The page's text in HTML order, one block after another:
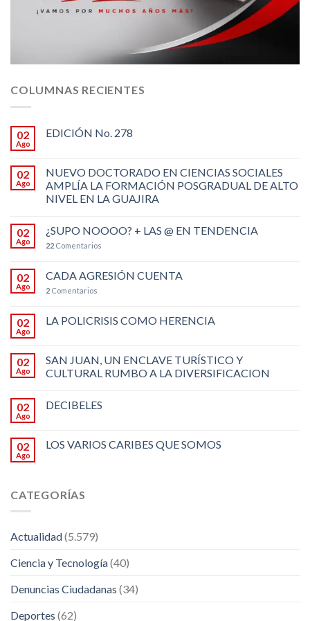
COLUMNAS RECIENTES
02
Ago
EDICIÓN No. 278
02
Ago
NUEVO DOCTORADO EN CIENCIAS SOCIALES
AMPLÍA LA FORMACIÓN POSGRADUAL DE ALTO
NIVEL EN LA GUAJIRA
02
Ago
¿SUPO NOOOO? + LAS @ EN TENDENCIA
22 Comentarios
02
Ago
CADA AGRESIÓN CUENTA
2 Comentarios
02
Ago
LA POLICRISIS COMO HERENCIA
02
Ago
SAN JUAN, UN ENCLAVE TURÍSTICO Y
CULTURAL RUMBO A LA DIVERSIFICACION
02
Ago
DECIBELES
02
Ago
LOS VARIOS CARIBES QUE SOMOS
CATEGORÍAS
Actualidad(5.579)
Ciencia y Tecnología(40)
Denuncias Ciudadanas (34)
Deportes (62)